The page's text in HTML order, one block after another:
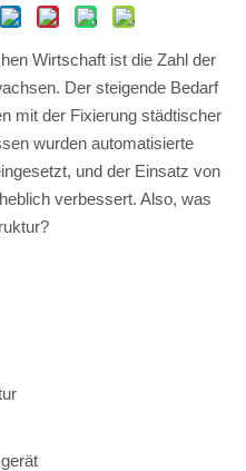
Wirtschaft ist die Zahl der
Der steigende Bedarf
mit der Fixierung städtischer
wurden automatisierte
und der Einsatz von
verbessert. Also, was